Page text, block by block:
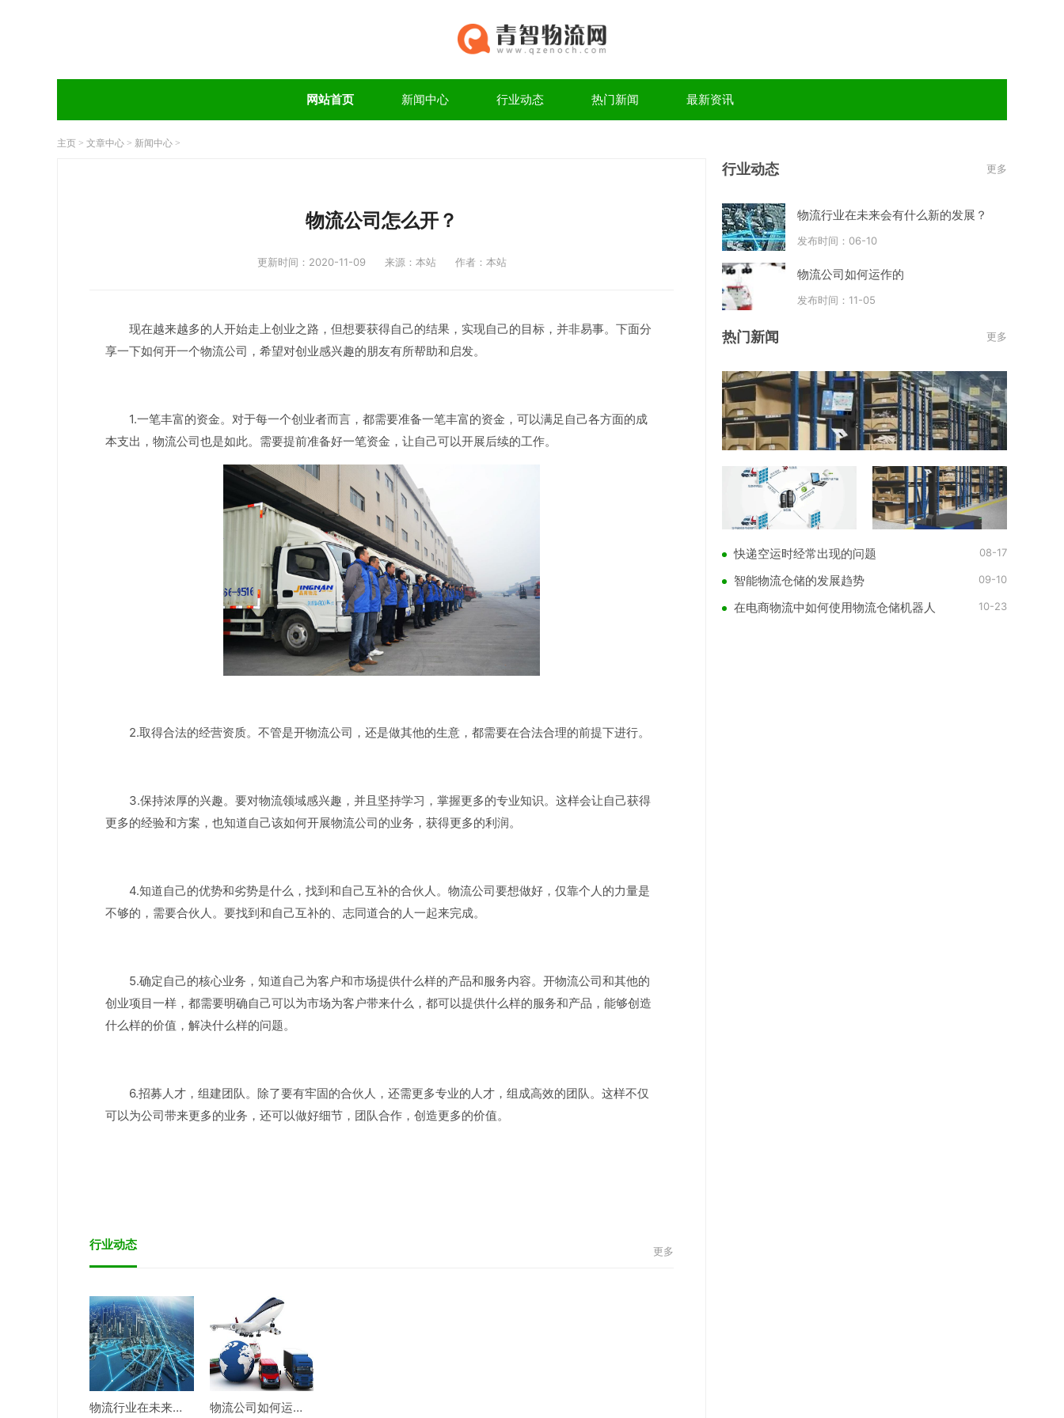
网站首页 新闻中心 行业动态 热门新闻 最新资讯
主页 > 文章中心 > 新闻中心 >
物流公司怎么开？
更新时间：2020-11-09 来源：本站 作者：本站
现在越来越多的人开始走上创业之路，但想要获得自己的结果，实现自己的目标，并非易事。下面分
享一下如何开一个物流公司，希望对创业感兴趣的朋友有所帮助和启发。
1.一笔丰富的资金。对于每一个创业者而言，都需要准备一笔丰富的资金，可以满足自己各方面的成
本支出，物流公司也是如此。需要提前准备好一笔资金，让自己可以开展后续的工作。
2.取得合法的经营资质。不管是开物流公司，还是做其他的生意，都需要在合法合理的前提下进行。
3.保持浓厚的兴趣。要对物流领域感兴趣，并且坚持学习，掌握更多的专业知识。这样会让自己获得
更多的经验和方案，也知道自己该如何开展物流公司的业务，获得更多的利润。
4.知道自己的优势和劣势是什么，找到和自己互补的合伙人。物流公司要想做好，仅靠个人的力量是
不够的，需要合伙人。要找到和自己互补的、志同道合的人一起来完成。
5.确定自己的核心业务，知道自己为客户和市场提供什么样的产品和服务内容。开物流公司和其他的
创业项目一样，都需要明确自己可以为市场为客户带来什么，都可以提供什么样的服务和产品，能够创造
什么样的价值，解决什么样的问题。
6.招募人才，组建团队。除了要有牢固的合伙人，还需更多专业的人才，组成高效的团队。这样不仅
可以为公司带来更多的业务，还可以做好细节，团队合作，创造更多的价值。
行业动态 更多
物流行业在未来会有什么新的发展？ 物流公司如何运作的
行业动态 更多
物流行业在未来会有什么新的发展？
发布时间：06-10
物流公司如何运作的
发布时间：11-05
热门新闻 更多
快递空运时经常出现的问题 08-17
智能物流仓储的发展趋势 09-10
在电商物流中如何使用物流仓储机器人 10-23